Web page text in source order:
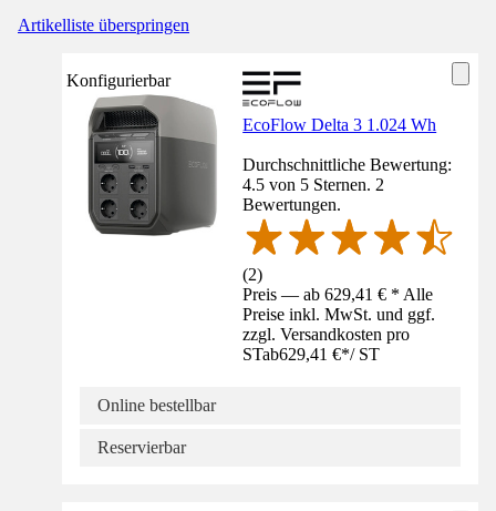
Artikelliste überspringen
Konfigurierbar
EcoFlow Delta 3 1.024 Wh
Durchschnittliche Bewertung:
4.5 von 5 Sternen. 2
Bewertungen.
(2)
Preis — ab 629,41 € * Alle
Preise inkl. MwSt. und ggf.
zzgl. Versandkosten pro
STab629,41 €*/ ST
Online bestellbar
Reservierbar